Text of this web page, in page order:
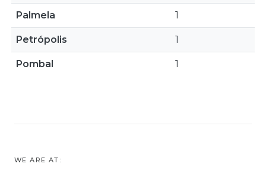
Palmela 1
Petrópolis 1
Pombal 1
WE ARE AT: